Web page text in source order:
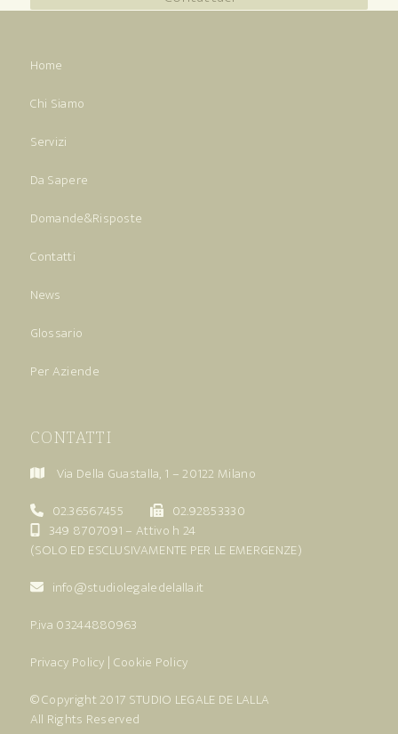
Home
Chi Siamo
Servizi
Da Sapere
Domande&Risposte
Contatti
News
Glossario
Per Aziende
CONTATTI
Via Della Guastalla, 1 – 20122 Milano
02.36567455
02.92853330
349 8707091 – Attivo h 24
(SOLO ED ESCLUSIVAMENTE PER LE EMERGENZE)
info@studiolegaledelalla.it
P.iva 03244880963
Privacy Policy | Cookie Policy
© Copyright 2017 STUDIO LEGALE DE LALLA
All Rights Reserved